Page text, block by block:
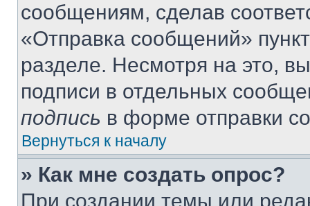
сообщениям, сделав
«Отправка сообщений»
разделе. Несмотря на это,
подписи в отдельных
подпись в форме отправки
Вернуться к началу
» Как мне создать опрос?
При создании темы или